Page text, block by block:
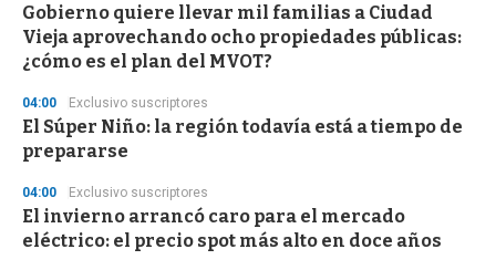
Gobierno quiere llevar mil familias a Ciudad
Vieja aprovechando ocho propiedades públicas:
¿cómo es el plan del MVOT?
04:00 Exclusivo suscriptores
El Súper Niño: la región todavía está a tiempo de
prepararse
04:00 Exclusivo suscriptores
El invierno arrancó caro para el mercado
eléctrico: el precio spot más alto en doce años